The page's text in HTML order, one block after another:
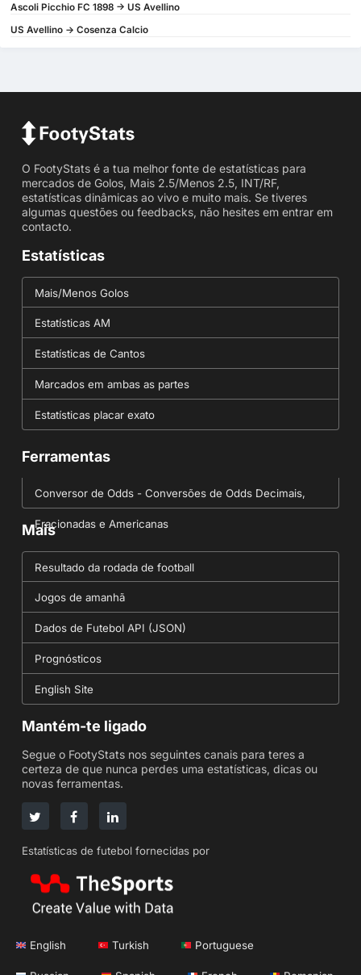
Ascoli Picchio FC 1898 -> US Avellino
US Avellino -> Cosenza Calcio
O FootyStats é a tua melhor fonte de estatísticas para
mercados de Golos, Mais 2.5/Menos 2.5, INT/RF,
estatísticas dinâmicas ao vivo e muito mais. Se tiveres
algumas questões ou feedbacks, não hesites em entrar em
contacto.
Estatísticas
Mais/Menos Golos
Estatísticas AM
Estatísticas de Cantos
Marcados em ambas as partes
Estatísticas placar exato
Ferramentas
Conversor de Odds - Conversões de Odds Decimais,
Fracionadas e Americanas
Mais
Resultado da rodada de football
Jogos de amanhã
Dados de Futebol API (JSON)
Prognósticos
English Site
Mantém-te ligado
Segue o FootyStats nos seguintes canais para teres a
certeza de que nunca perdes uma estatísticas, dicas ou
novas ferramentas.
Estatísticas de futebol fornecidas por
English Turkish Portuguese